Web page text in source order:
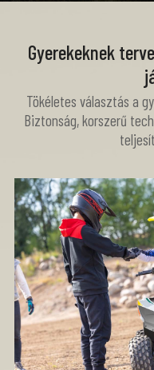
Gyerekeknek
Tökéletes választás a
Biztonság, korszerű